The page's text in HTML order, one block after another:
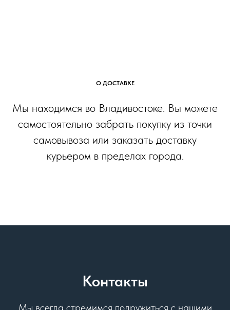
О ДОСТАВКЕ
Мы находимся во Владивостоке. Вы можете
самостоятельно забрать покупку из точки
самовывоза или заказать доставку
курьером в пределах города.
Контакты
Мы всегда стремимся подружиться с нашими